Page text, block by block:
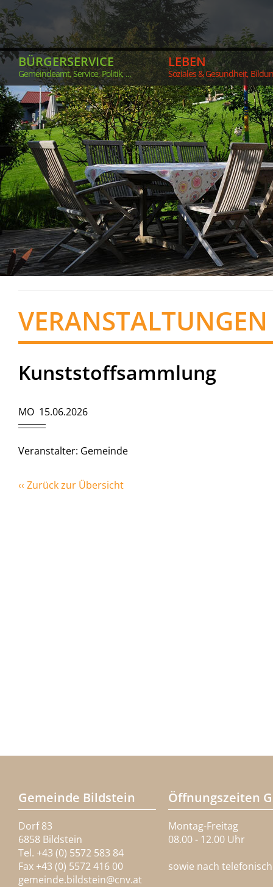
BÜRGERSERVICE
Gemeindeamt, Service, Politik, ...
LEBEN
Soziales & Gesundheit,
VERANSTALTUNGEN
Kunststoffsammlung
MO 15.06.2026
Veranstalter: Gemeinde
‹‹ Zurück zur Übersicht
Gemeinde Bildstein
Dorf 83
6858 Bildstein
Tel. +43 (0) 5572 583 84
Fax +43 (0) 5572 416 00
gemeinde.bildstein@cnv.at
Öffnungszeiten
Montag-Freitag
08.00 - 12.00 Uhr
sowie nach